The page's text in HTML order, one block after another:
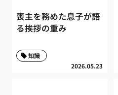
喪主を務めた息子が語
る挨拶の重み
2026.05.23
知識